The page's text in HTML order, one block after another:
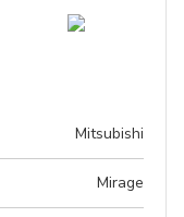
Mitsubishi
Mirage